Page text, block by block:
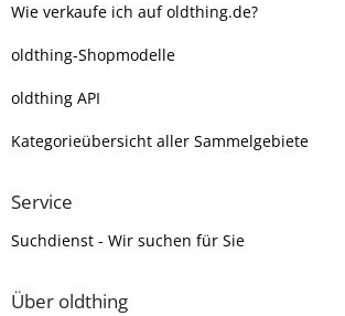
Wie verkaufe ich auf oldthing.de?
oldthing-Shopmodelle
oldthing API
Kategorieübersicht aller Sammelgebiete
Service
Suchdienst - Wir suchen für Sie
Über oldthing